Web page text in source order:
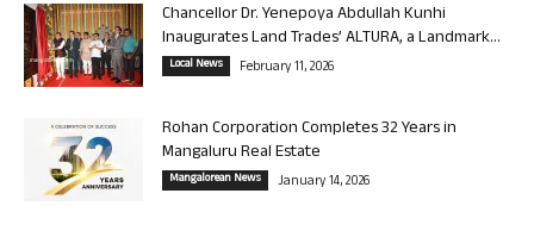
Chancellor Dr. Yenepoya Abdullah Kunhi
Inaugurates Land Trades’ ALTURA, a Landmark...
Local News February 11, 2026
Rohan Corporation Completes 32 Years in
Mangaluru Real Estate
Mangalorean News January 14, 2026